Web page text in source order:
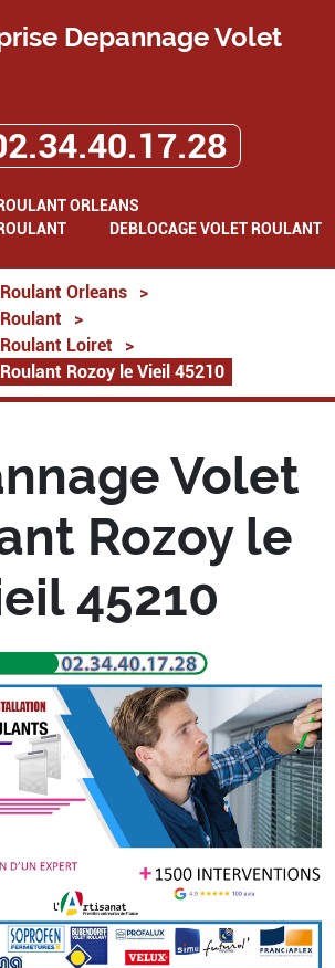
Depannage Volet
ORLEANS
DEBLOCAGE VOLET ROULANT
Orleans
>
>
Loiret
>
Rozoy le Vieil 45210
Volet
Rozoy le
45210